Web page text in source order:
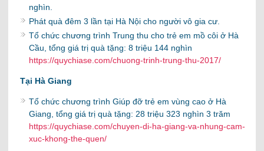
nghìn.
Phát quà đêm 3 lần tại Hà Nội cho người vô gia cư.
Tổ chức chương trình Trung thu cho trẻ em mồ côi ở Hà
Cầu, tổng giá trị quà tặng: 8 triệu 144 nghìn
https://quychiase.com/chuong-trinh-trung-thu-2017/
Tại Hà Giang
Tổ chức chương trình Giúp đỡ trẻ em vùng cao ở Hà
Giang, tổng giá trị quà tặng: 28 triệu 323 nghìn 3 trăm
https://quychiase.com/chuyen-di-ha-giang-va-nhung-cam-
xuc-khong-the-quen/